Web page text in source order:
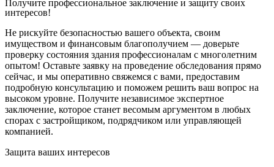
Получите профессиональное заключение и защиту своих
интересов!
Не рискуйте безопасностью вашего объекта, своим
имуществом и финансовым благополучием — доверьте
проверку состояния здания профессионалам с многолетним
опытом! Оставьте заявку на проведение обследования прямо
сейчас, и мы оперативно свяжемся с вами, предоставим
подробную консультацию и поможем решить ваш вопрос на
высоком уровне. Получите независимое экспертное
заключение, которое станет весомым аргументом в любых
спорах с застройщиком, подрядчиком или управляющей
компанией.
Защита ваших интересов